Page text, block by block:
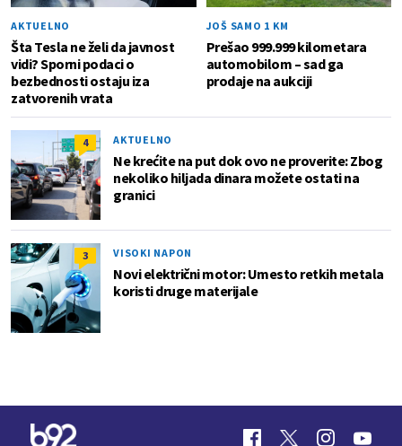
AKTUELNO
Šta Tesla ne želi da javnost
vidi? Sporni podaci o
bezbednosti ostaju iza
zatvorenih vrata
JOŠ SAMO 1 KM
Prešao 999.999 kilometara
automobilom – sad ga
prodaje na aukciji
4 AKTUELNO
Ne krećite na put dok ovo ne proverite: Zbog
nekoliko hiljada dinara možete ostati na
granici
3 VISOKI NAPON
Novi električni motor: Umesto retkih metala
koristi druge materijale